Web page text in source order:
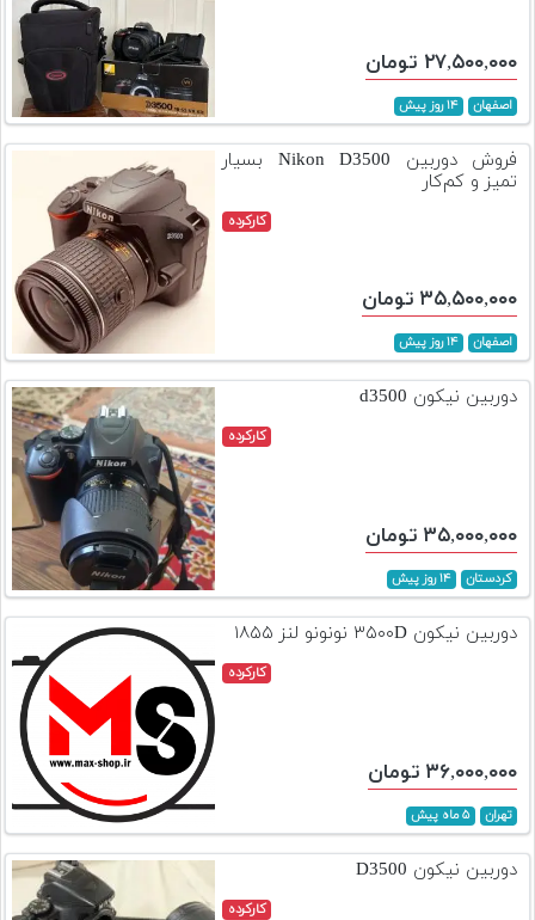
۲۷,۵۰۰,۰۰۰ تومان
اصفهان ۱۴ روز پیش
فروش دوربین Nikon D3500 بسیار
تمیز و کم‌کار
کارکرده
۳۵,۵۰۰,۰۰۰ تومان
اصفهان ۱۴ روز پیش
دوربین نیکون d3500
کارکرده
۳۵,۰۰۰,۰۰۰ تومان
کردستان ۱۴ روز پیش
دوربین نیکون ۳۵۰۰D نونونو لنز ۱۸۵۵
کارکرده
۳۶,۰۰۰,۰۰۰ تومان
تهران ۵ ماه پیش
دوربین نیکون D3500
کارکرده